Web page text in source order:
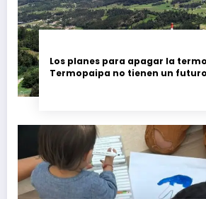
Los planes para apagar la
Termopaipa no tienen un